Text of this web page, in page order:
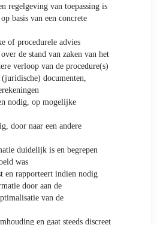
regelgeving van toepassing is
basis van een concrete
of procedurele advies
de stand van zaken van het
verloop van de procedure(s)
documenten,
nodig, op mogelijke
door naar een andere
duidelijk is en begrepen
was
en rapporteert indien nodig
door aan de
van de
en gaat steeds discreet